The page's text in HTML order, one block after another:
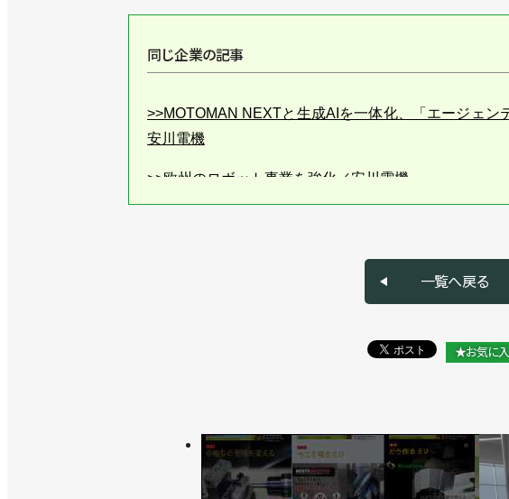
同じ企業の記事
>>MOTOMAN NEXTと生成AIを一体化、「エージェン
安川電機
>>欧州のロボット事業を強化／安川電機
>>衛生環境用ロボットを発売、薬品や小物容器の自動
>>新長期経営計画を策定、フィジカルAIの市場開拓に挑
>>[直前特集RTJ2026 vol.3] 「新しいものづくり」を社
>>拡張性が高い多軸制御仕様のコントローラーを発売／
一覧へ戻る
★お気に